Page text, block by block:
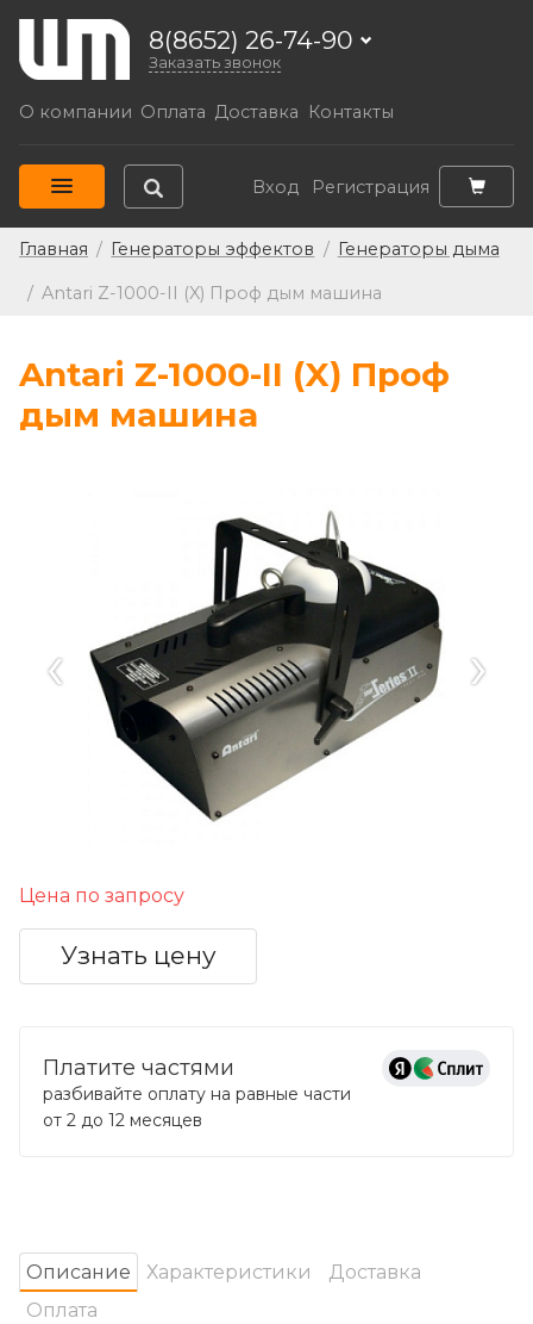
8(8652) 26-74-90
Заказать звонок
О компании Оплата Доставка Контакты
Вход Регистрация
Главная / Генераторы эффектов / Генераторы дыма
/ Antari Z-1000-II (X) Проф дым машина
Antari Z-1000-II (X) Проф
дым машина
‹ ›
Цена по запросу
Узнать цену
Платите частями
разбивайте оплату на равные части
от 2 до 12 месяцев
Oписание Характеристики
Доставка
Оплата